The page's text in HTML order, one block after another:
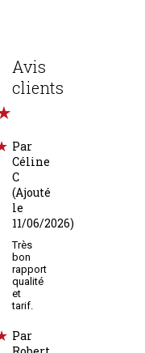
Avis
clients
Par
Céline
C
(Ajouté
le
11/06/2026)
Très
bon
rapport
qualité
et
tarif.
Par